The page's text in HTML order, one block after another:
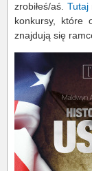
zrobiłeś/aś. Tutaj
konkursy, które
znajdują się